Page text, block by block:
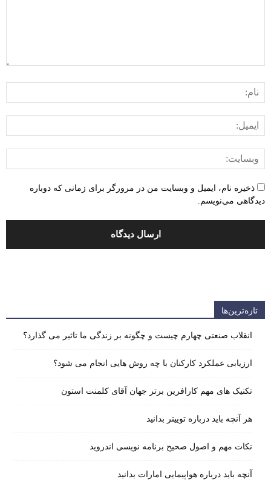
ذخیره نام، ایمیل و وبسایت من در مرورگر برای زمانی که دوباره
دیدگاهی می‌نویسم.
تازه‌ترین‌ها
انقلاب صنعتی چهارم چیست و چگونه بر زندگی ما تاثیر می گذارد؟
ارزیابی عملکرد کارکنان با چه روش هایی انجام می شود؟
تکنیک های مهم کارافرین برتر جهان آقای کلمنت استون
هر آنچه باید درباره توییتر بدانید
نکات مهم و اصول صحیح برنامه نویسی اندروید
آنچه باید درباره هواپیمایی امارات بدانید